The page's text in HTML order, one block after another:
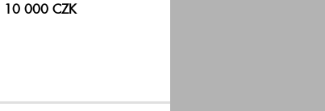
10 000 CZK